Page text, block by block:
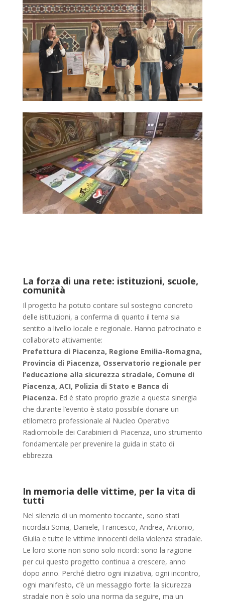
La forza di una rete: istituzioni, scuole,
comunità
Il progetto ha potuto contare sul sostegno concreto
delle istituzioni, a conferma di quanto il tema sia
sentito a livello locale e regionale. Hanno patrocinato e
collaborato attivamente:
Prefettura di Piacenza, Regione Emilia-Romagna,
Provincia di Piacenza, Osservatorio regionale per
l’educazione alla sicurezza stradale, Comune di
Piacenza, ACI, Polizia di Stato e Banca di
Piacenza. Ed è stato proprio grazie a questa sinergia
che durante l’evento è stato possibile donare un
etilometro professionale al Nucleo Operativo
Radiomobile dei Carabinieri di Piacenza, uno strumento
fondamentale per prevenire la guida in stato di
ebbrezza.
In memoria delle vittime, per la vita di
tutti
Nel silenzio di un momento toccante, sono stati
ricordati Sonia, Daniele, Francesco, Andrea, Antonio,
Giulia e tutte le vittime innocenti della violenza stradale.
Le loro storie non sono solo ricordi: sono la ragione
per cui questo progetto continua a crescere, anno
dopo anno. Perché dietro ogni iniziativa, ogni incontro,
ogni manifesto, c’è un messaggio forte: la sicurezza
stradale non è solo una norma da seguire, ma un